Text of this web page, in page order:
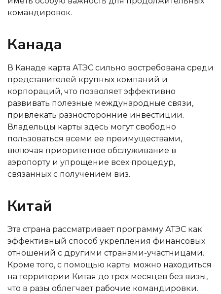
командировок.
Канада
В Канаде карта АТЭС сильно востребована среди
представителей крупных компаний и
корпораций, что позволяет эффективно
развивать полезные международные связи,
привлекать разносторонние инвестиции.
Владельцы карты здесь могут свободно
пользоваться всеми ее преимуществами,
включая приоритетное обслуживание в
аэропорту и упрощение всех процедур,
связанных с получением виз.
Китай
Эта страна рассматривает программу АТЭС как
эффективный способ укрепления финансовых
отношений с другими странами-участницами.
Кроме того, с помощью карты можно находиться
на территории Китая до трех месяцев без визы,
что в разы облегчает рабочие командировки.